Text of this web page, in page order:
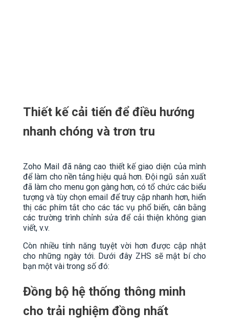
Thiết kế cải tiến để điều hướng
nhanh chóng và trơn tru
Zoho Mail đã nâng cao thiết kế giao diện của mình
để làm cho nền tảng hiệu quả hơn. Đội ngũ sản xuất
đã làm cho menu gọn gàng hơn, có tổ chức các biểu
tượng và tùy chọn email để truy cập nhanh hơn, hiển
thị các phím tắt cho các tác vụ phổ biến, cân bằng
các trường trình chỉnh sửa để cải thiện không gian
viết, v.v.
Còn nhiều tính năng tuyệt vời hơn được cập nhật
cho những ngày tới. Dưới đây ZHS sẽ mật bí cho
bạn một vài trong số đó:
Đồng bộ hệ thống thông minh
cho trải nghiệm đồng nhất